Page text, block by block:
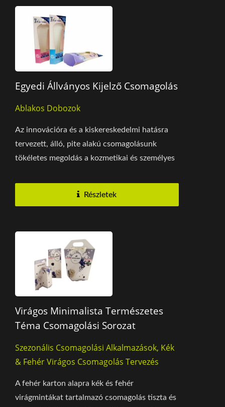
Egyedi Állványos Kijelző Csomagolás
Ablakos Dobozok
Az innovációra és a kiskereskedelmi hatásra
tervezett, álló, pite alakú csomagolásunk
tökéletes megoldás a kozmetikai és személyes
Részletek
Virágos Minimalista Természetes
Téma Csomagolási Sorozat
Szezonális Csomagolási Alkalmazások, Kék
& Fehér Virágos Csomagolás Tervezés
A fehér karton alapra kék és fehér
virágmintákat tartalmazó csomagolás tiszta és